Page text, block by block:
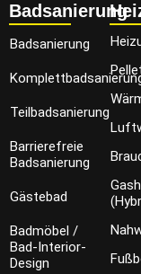
Badsanierung
Badsanierung
Teilbadsanierung
Barrierefreie
Badsanierung
Gästebad
Badmöbel /
Bad-Interior-
Design